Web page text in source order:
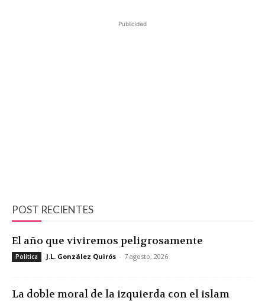
Publicidad
POST RECIENTES
El año que viviremos peligrosamente
Política J.L. González Quirós - 7 agosto, 2026
La doble moral de la izquierda con el islam